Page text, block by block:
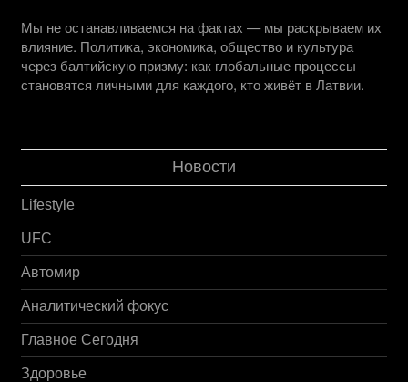
Мы не останавливаемся на фактах — мы раскрываем их
влияние. Политика, экономика, общество и культура
через балтийскую призму: как глобальные процессы
становятся личными для каждого, кто живёт в Латвии.
Новости
Lifestyle
UFC
Автомир
Аналитический фокус
Главное Сегодня
Здоровье